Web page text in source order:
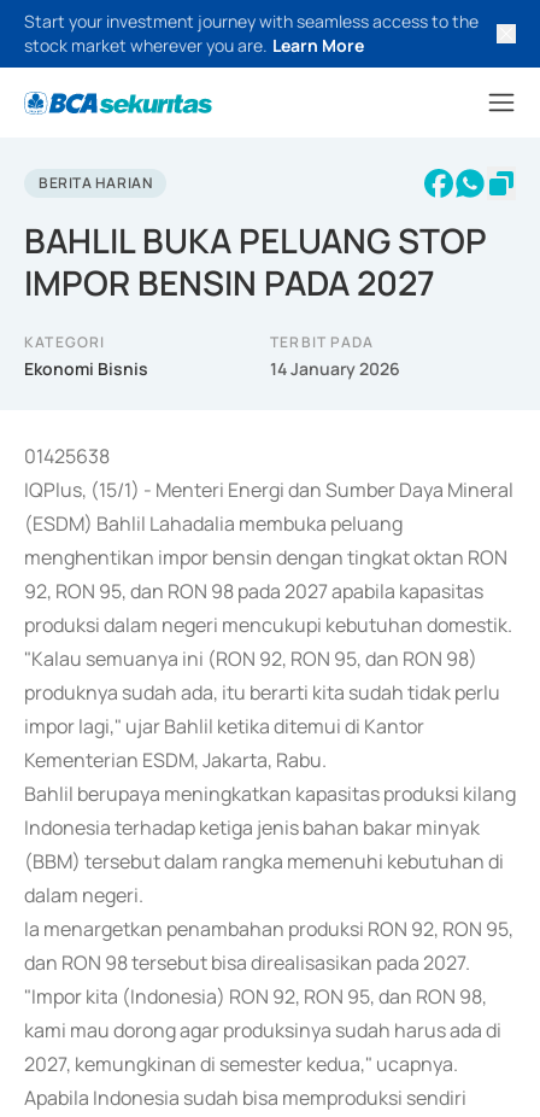
Start your investment journey with seamless access to the
stock market wherever you are. Learn More
BERITA HARIAN
BAHLIL BUKA PELUANG STOP
IMPOR BENSIN PADA 2027
KATEGORI
Ekonomi Bisnis
TERBIT PADA
14 January 2026
01425638
IQPlus, (15/1) - Menteri Energi dan Sumber Daya Mineral
(ESDM) Bahlil Lahadalia membuka peluang
menghentikan impor bensin dengan tingkat oktan RON
92, RON 95, dan RON 98 pada 2027 apabila kapasitas
produksi dalam negeri mencukupi kebutuhan domestik.
"Kalau semuanya ini (RON 92, RON 95, dan RON 98)
produknya sudah ada, itu berarti kita sudah tidak perlu
impor lagi," ujar Bahlil ketika ditemui di Kantor
Kementerian ESDM, Jakarta, Rabu.
Bahlil berupaya meningkatkan kapasitas produksi kilang
Indonesia terhadap ketiga jenis bahan bakar minyak
(BBM) tersebut dalam rangka memenuhi kebutuhan di
dalam negeri.
Ia menargetkan penambahan produksi RON 92, RON 95,
dan RON 98 tersebut bisa direalisasikan pada 2027.
"Impor kita (Indonesia) RON 92, RON 95, dan RON 98,
kami mau dorong agar produksinya sudah harus ada di
2027, kemungkinan di semester kedua," ucapnya.
Apabila Indonesia sudah bisa memproduksi sendiri